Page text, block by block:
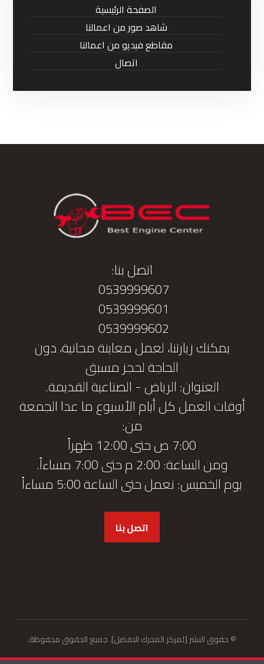
الصفحة الرئيسية
شاهد صور من اعمالنا
مقاطع فيديو من اعمالنا
اتصال
اتصل بنا:
0539999607
0539999601
0539999602
يمكنك زيارتنا، لعمل معاينة مجانية، دون
الحاجة لحجز مسبق
العنوان: الرياض - الصناعية القديمة.
أوقات العمل كل أيام الأسبوع ما عدا الجمعة
من:
7:00 ص حتى 12:00 ظهراً
ومن الساعة: 2:00 م حتى 7:00 مساءاً.
يوم الخميس: نعمل حتى الساعة 5:00 مساءاً
اتصل بنا
© حقوق النشر [لمركز المحرك الافضل]. جميع الحقوق محفوظة.